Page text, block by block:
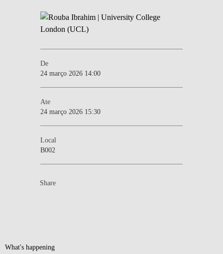
De
24 março 2026 14:00
Ate
24 março 2026 15:30
Local
B002
Share
What's happening